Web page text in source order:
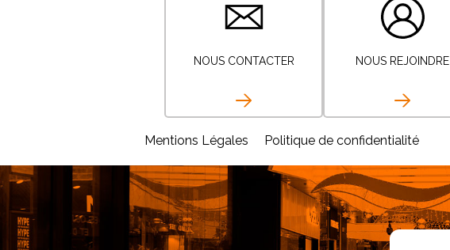
NOUS CONTACTER NOUS REJOINDRE
Mentions Légales Politique de confidentialité